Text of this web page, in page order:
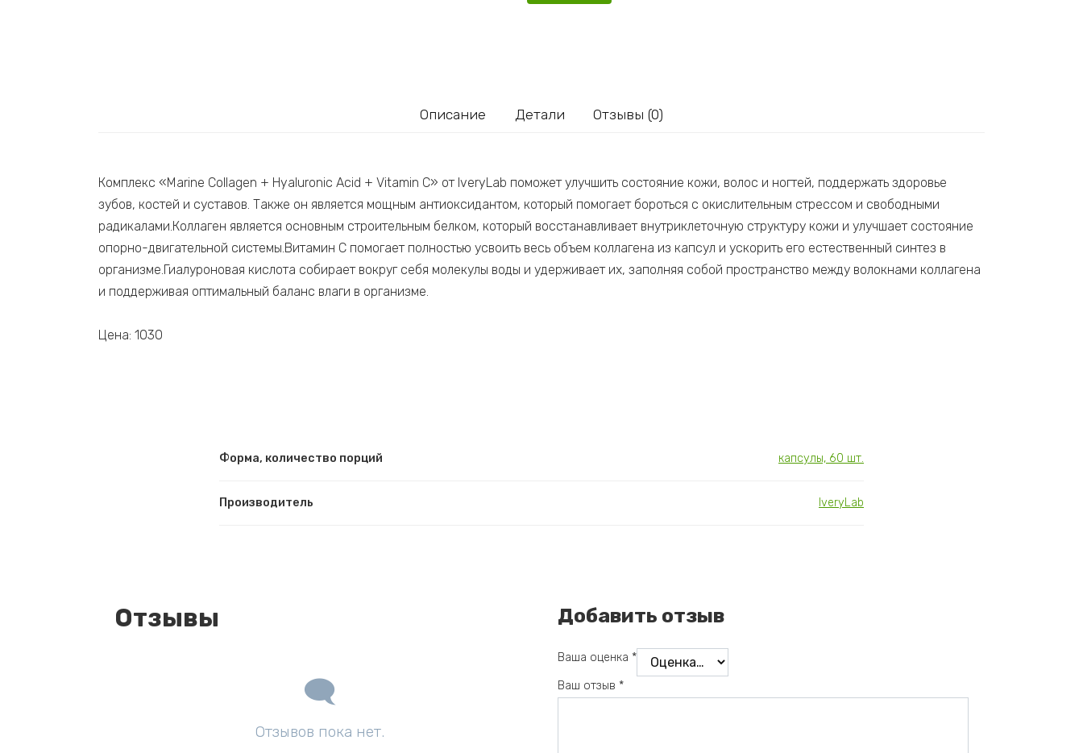
Описание Детали Отзывы (0)
Комплекс «Marine Collagen + Hyaluronic Acid + Vitamin C» от IveryLab поможет улучшить состояние кожи, волос и ногтей, поддержать здоровье
зубов, костей и суставов. Также он является мощным антиоксидантом, который помогает бороться с окислительным стрессом и свободными
радикалами.Коллаген является основным строительным белком, который восстанавливает внутриклеточную структуру кожи и улучшает состояние
опорно-двигательной системы.Витамин С помогает полностью усвоить весь объем коллагена из капсул и ускорить его естественный синтез в
организме.Гиалуроновая кислота собирает вокруг себя молекулы воды и удерживает их, заполняя собой пространство между волокнами коллагена
и поддерживая оптимальный баланс влаги в организме.
Цена: 1030
Форма, количество порций капсулы, 60 шт.
Производитель IveryLab
Отзывы
Отзывов пока нет.
Добавить отзыв
Ваша оценка *
Ваш отзыв *